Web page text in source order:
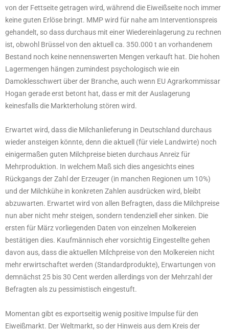
von der Fettseite getragen wird, während die Eiweißseite noch immer
keine guten Erlöse bringt. MMP wird für nahe am Interventionspreis
gehandelt, so dass durchaus mit einer Wiedereinlagerung zu rechnen
ist, obwohl Brüssel von den aktuell ca. 350.000 t an vorhandenem
Bestand noch keine nennenswerten Mengen verkauft hat. Die hohen
Lagermengen hängen zumindest psychologisch wie ein
Damoklesschwert über der Branche, auch wenn EU Agrarkommissar
Hogan gerade erst betont hat, dass er mit der Auslagerung
keinesfalls die Markterholung stören wird.
Erwartet wird, dass die Milchanlieferung in Deutschland durchaus
wieder ansteigen könnte, denn die aktuell (für viele Landwirte) noch
einigermaßen guten Milchpreise bieten durchaus Anreiz für
Mehrproduktion. In welchem Maß sich dies angesichts eines
Rückgangs der Zahl der Erzeuger (in manchen Regionen um 10%)
und der Milchkühe in konkreten Zahlen ausdrücken wird, bleibt
abzuwarten. Erwartet wird von allen Befragten, dass die Milchpreise
nun aber nicht mehr steigen, sondern tendenziell eher sinken. Die
ersten für März vorliegenden Daten von einzelnen Molkereien
bestätigen dies. Kaufmännisch eher vorsichtig Eingestellte gehen
davon aus, dass die aktuellen Milchpreise von den Molkereien nicht
mehr erwirtschaftet werden (Standardprodukte), Erwartungen von
demnächst 25 bis 30 Cent werden allerdings von der Mehrzahl der
Befragten als zu pessimistisch eingestuft.
Momentan gibt es exportseitig wenig positive Impulse für den
Eiweißmarkt. Der Weltmarkt, so der Hinweis aus dem Kreis der